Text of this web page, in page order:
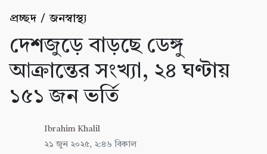
প্রচ্ছদ /জনস্বাস্থ্য
দেশজুড়ে বাড়ছে ডেঙ্গু
আক্রান্তের সংখ্যা, ২৪ ঘণ্টায়
১৫১ জন ভর্তি
Ibrahim Khalil
২১ জুন ২০২৫, ২:৪৬ বিকাল